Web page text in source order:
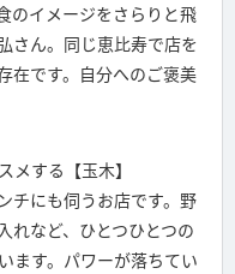
のイメージをさらりと飛
さん。同じ恵比寿で店を
在です。自分へのご褒美
メする【玉木】
チにも伺うお店です。野
れなど、ひとつひとつの
ます。パワーが落ちてい